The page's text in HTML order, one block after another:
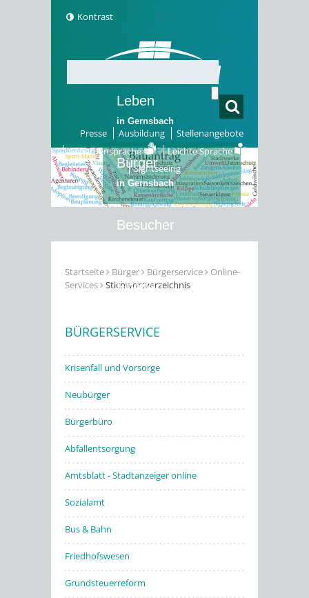
Kontrast
Presse Ausbildung
Stellenangebote
Gebärdensprache
Leichte Sprache
Sightseeing
Leben
in Gernsbach
Bürger
in Gernsbach
Besucher
Erleben
Startseite Bürger Bürgerservice
Online-
Services
Stichwortverzeichnis
BÜRGERSERVICE
Krisenfall und Vorsorge
Neubürger
Bürgerbüro
Abfallentsorgung
Amtsblatt - Stadtanzeiger online
Sozialamt
Bus & Bahn
Friedhofswesen
Grundsteuerreform